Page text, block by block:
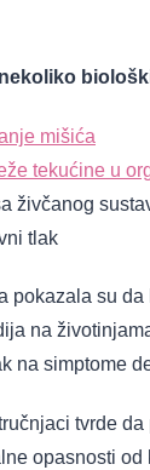
mišića
tekućine u
živčanog
tlak
pokazala su
na
na simptome
tvrde
opasnosti